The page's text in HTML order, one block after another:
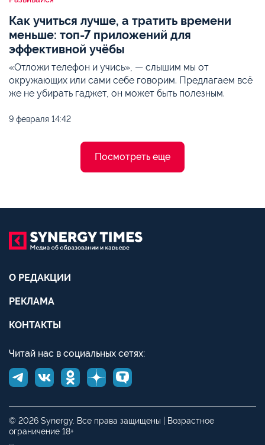
Как учиться лучше, а тратить времени
меньше: топ-7 приложений для
эффективной учёбы
«Отложи телефон и учись», — слышим мы от
окружающих или сами себе говорим. Предлагаем всё
же не убирать гаджет, он может быть полезным.
9 февраля 14:42
Посмотреть еще
О РЕДАКЦИИ
РЕКЛАМА
КОНТАКТЫ
Читай нас в социальных сетях:
© 2026 Synergy. Все права защищены | Возрастное
ограничение 18+